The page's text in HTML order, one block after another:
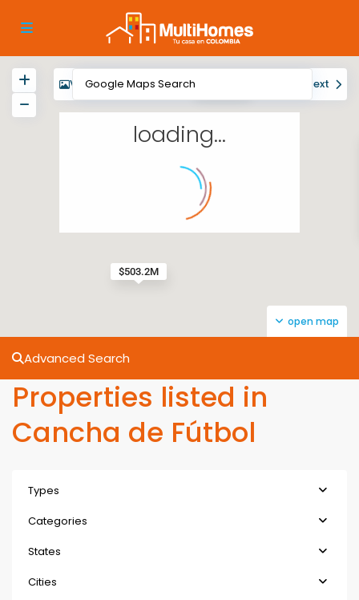
$503.2M
loading...
open map
View My Location Next
Advanced Search
Properties listed in
Cancha de Fútbol
Types
Categories
States
Cities